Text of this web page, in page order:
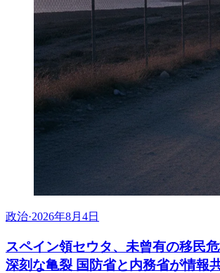
政治·2026年8月4日
スペイン領セウタ、未曾有の移民
深刻な亀裂 国防省と内務省が情報